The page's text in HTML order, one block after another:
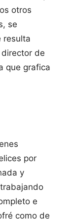
otros
se
resulta
de
que grafica
por
y
e
como de